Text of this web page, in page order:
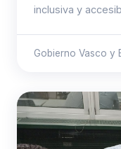
inclusiva y
Gobierno Vasco y